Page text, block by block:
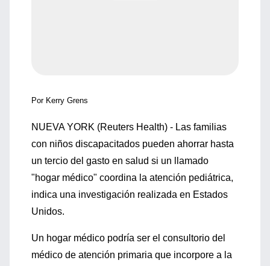
Por Kerry Grens
NUEVA YORK (Reuters Health) - Las familias
con niños discapacitados pueden ahorrar hasta
un tercio del gasto en salud si un llamado
"hogar médico" coordina la atención pediátrica,
indica una investigación realizada en Estados
Unidos.
Un hogar médico podría ser el consultorio del
médico de atención primaria que incorpore a la